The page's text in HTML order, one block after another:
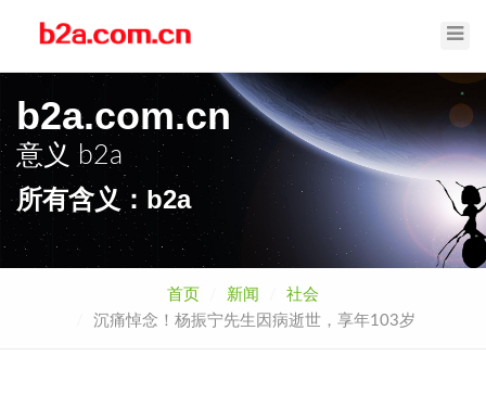
b2a.com.cn
意义b2a
所有含义：b2a
首页 新闻
社会
沉痛悼念！杨振宁先生因病逝世，享年103岁